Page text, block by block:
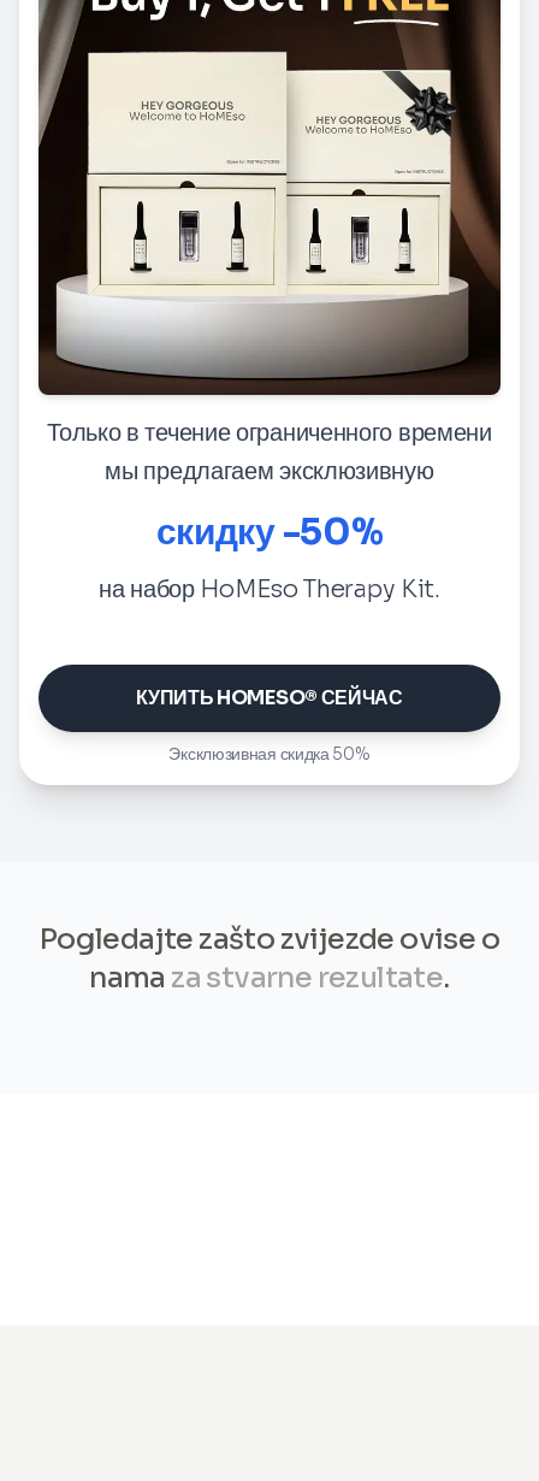
Только в течение ограниченного времени
мы предлагаем эксклюзивную
скидку -50%
на набор HoMEso Therapy Kit.
КУПИТЬ HOMESO® СЕЙЧАС
Эксклюзивная скидка 50%
Pogledajte zašto zvijezde ovise o
nama za stvarne rezultate.